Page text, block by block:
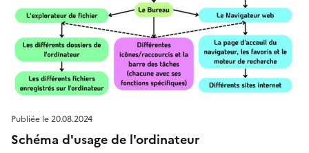
Publiée le20.08.2024
Schéma d'usage de l'ordinateur